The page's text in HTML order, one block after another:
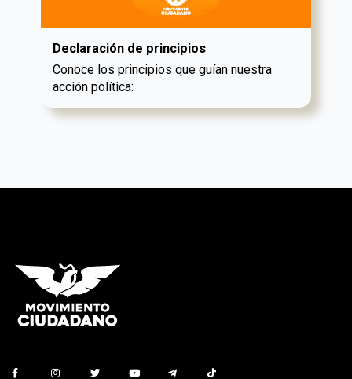
Declaración de principios
Conoce los principios que guían nuestra
acción política: